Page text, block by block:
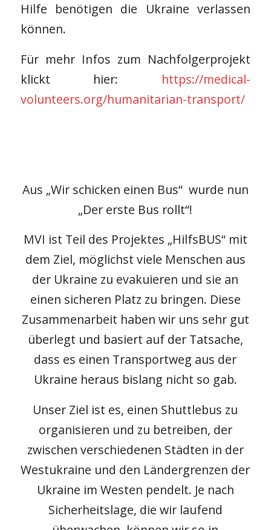
Hilfe benötigen die Ukraine verlassen
können.
Für mehr Infos zum Nachfolgerprojekt
klickt hier: https://medical-
volunteers.org/humanitarian-transport/
Aus „Wir schicken einen Bus“ wurde nun
„Der erste Bus rollt“!
MVI ist Teil des Projektes „HilfsBUS“ mit
dem Ziel, möglichst viele Menschen aus
der Ukraine zu evakuieren und sie an
einen sicheren Platz zu bringen. Diese
Zusammenarbeit haben wir uns sehr gut
überlegt und basiert auf der Tatsache,
dass es einen Transportweg aus der
Ukraine heraus bislang nicht so gab.
Unser Ziel ist es, einen Shuttlebus zu
organisieren und zu betreiben, der
zwischen verschiedenen Städten in der
Westukraine und den Ländergrenzen der
Ukraine im Westen pendelt. Je nach
Sicherheitslage, die wir laufend